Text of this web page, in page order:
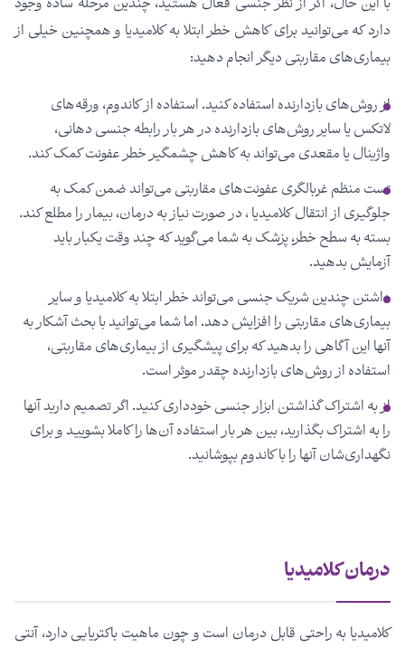
دارد که می‌توانید برای کاهش خطر ابتلا به کلامیدیا و همچنین خیلی از
بیماری‌های مقاربتی دیگر انجام دهید:
از روش‌های بازدارنده استفاده کنید. استفاده از کاندوم، ورقه‌های
لاتکس یا سایر روش‌های بازدارنده در هر بار رابطه جنسی دهانی،
واژینال یا مقعدی می‌تواند به کاهش چشمگیر خطر عفونت کمک کند.
تست منظم غربالگری عفونت‌های مقاربتی می‌تواند ضمن کمک به
جلوگیری از انتقال کلامیدیا ، در صورت نیاز به درمان، بیمار را مطلع کند.
بسته به سطح خطر، پزشک به شما می‌گوید که چند وقت یکبار باید
آزمایش بدهید.
داشتن چندین شریک جنسی‌ می‌تواند خطر ابتلا به کلامیدیا و سایر
بیماری‌های مقاربتی را افزایش دهد. اما شما می‌توانید با بحث آشکار به
آنها این آگاهی را بدهید که برای پیشگیری از بیماری‌های مقاربتی،
استفاده از روش‌های بازدارنده چقدر موثر است.
از به اشتراک گذاشتن ابزار جنسی خودداری کنید. اگر تصمیم دارید آنها
را به اشتراک بگذارید، بین هر بار استفاده آن‌ها را کاملا بشویید و برای
نگهداری‌شان آنها را با کاندوم بپوشانید.
درمان کلامیدیا
کلامیدیا به راحتی قابل درمان است و چون ماهیت باکتریایی دارد، آنتی